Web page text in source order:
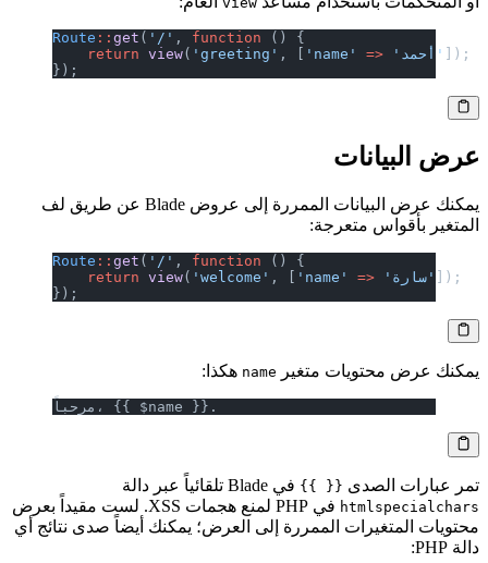
Route ::get ( '/' , function
() {
    return
view ( 'greeting' , [ 'name' =>
]);
});
عرض البيانات
يمكنك عرض البيانات الممررة إلى عروض Blade عن طريق لف
المتغير بأقواس متعرجة:
Route ::get ( '/' , function
() {
    return
view ( 'welcome' , [ 'name' =>
]);
});
يمكنك عرض محتويات متغير nameهكذا:
مرحباً، {{ $name }}.
تمر عبارات الصدى{{ }}في Blade تلقائياً عبر دالة
htmlspecialchars
في PHP لمنع هجمات XSS. لست مقيداً بعرض
محتويات المتغيرات الممررة إلى العرض؛ يمكنك أيضاً صدى نتائج أي
دالة PHP: